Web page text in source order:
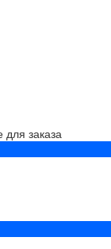
заказа